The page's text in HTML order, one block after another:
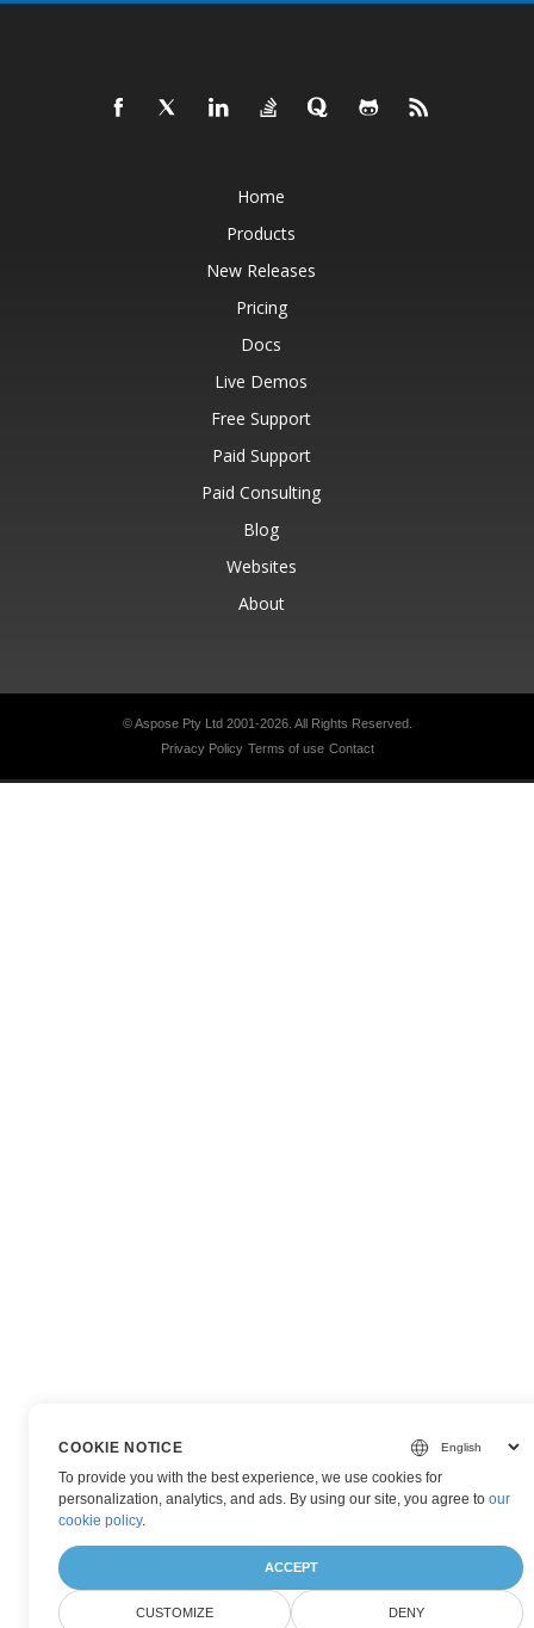
Home
Products
New Releases
Pricing
Docs
Live Demos
Free Support
Paid Support
Paid Consulting
Blog
Websites
About
© Aspose Pty Ltd 2001-2026. All Rights Reserved.
Privacy Policy Terms of use Contact
COOKIE NOTICE
To provide you with the best experience, we use cookies for
personalization, analytics, and ads. By using our site, you agree toour
cookie policy.
ACCEPT
CUSTOMIZE DENY